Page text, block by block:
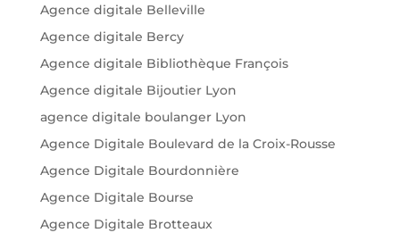
Agence digitale Belleville
Agence digitale Bercy
Agence digitale Bibliothèque François
Agence digitale Bijoutier Lyon
agence digitale boulanger Lyon
Agence Digitale Boulevard de la Croix-Rousse
Agence Digitale Bourdonnière
Agence Digitale Bourse
Agence Digitale Brotteaux